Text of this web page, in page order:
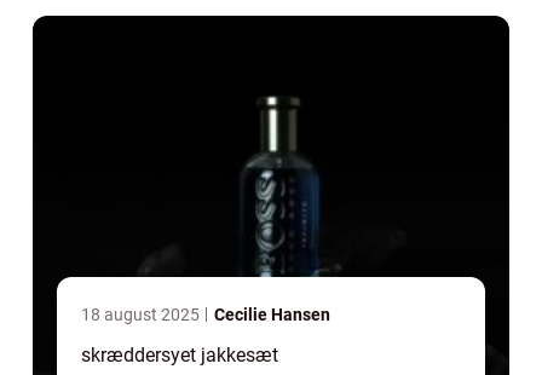
18 august 2025 Cecilie Hansen
skræddersyet jakkesæt